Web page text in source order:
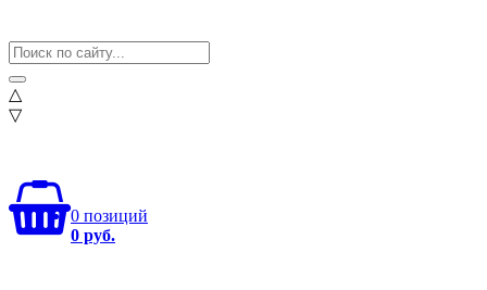
△
▽
0 позиций
0 руб.